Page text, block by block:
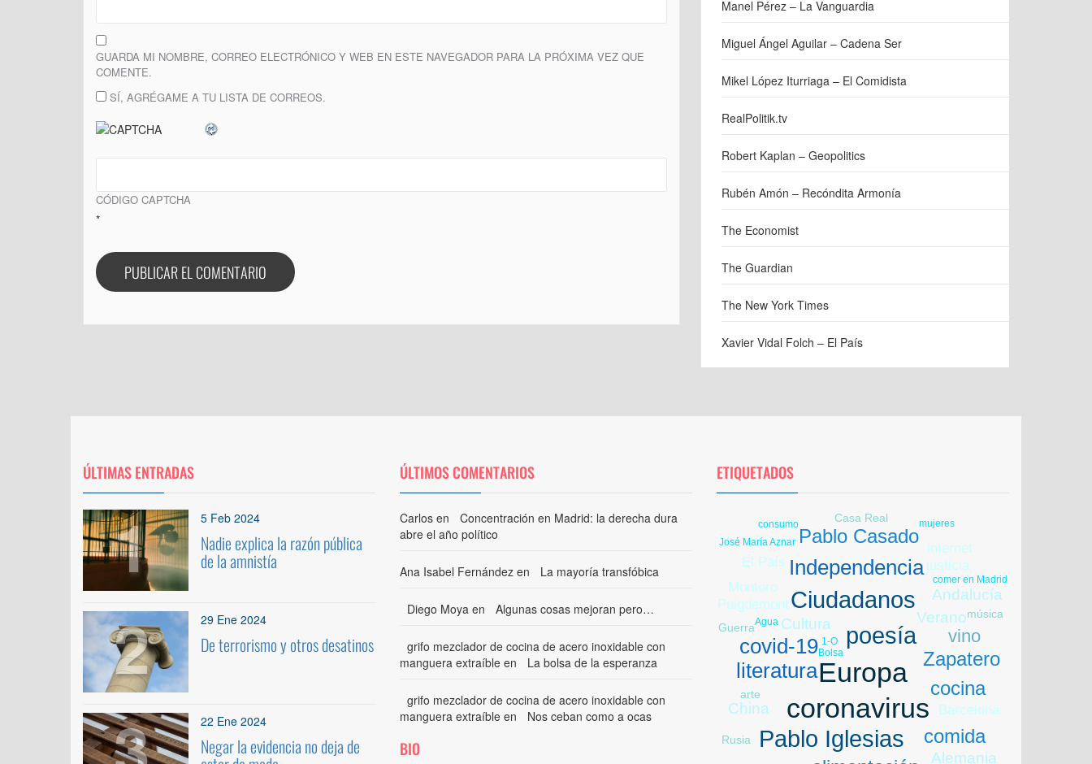
GUARDA MI NOMBRE, CORREO ELECTRÓNICO Y WEB EN ESTE NAVEGADOR PARA LA PRÓXIMA VEZ QUE
COMENTE.
SÍ, AGRÉGAME A TU LISTA DE CORREOS.
CÓDIGO CAPTCHA
*
Manel Pérez – La Vanguardia
Miguel Ángel Aguilar – Cadena Ser
Mikel López Iturriaga – El Comidista
RealPolitik.tv
Robert Kaplan – Geopolitics
Rubén Amón – Recóndita Armonía
The Economist
The Guardian
The New York Times
Xavier Vidal Folch – El País
ÚLTIMAS ENTRADAS
1 5 Feb 2024
Nadie explica la razón pública
de la amnistía
2 29 Ene 2024
De terrorismo y otros desatinos
22 Ene 2024
Negar la evidencia no deja de
ÚLTIMOS COMENTARIOS
Carlos en
Concentración en Madrid: la derecha dura
abre el año político
Ana Isabel Fernández en La mayoría transfóbica
Diego Moya en Algunas cosas mejoran pero…
grifo mezclador de cocina de acero inoxidable con
manguera extraíble en La bolsa de la esperanza
grifo mezclador de cocina de acero inoxidable con
manguera extraíble en Nos ceban como a ocas
BIO
ETIQUETADOS
Europa
coronavirus
poesía
Ciudadanos
Pablo Iglesias
covid-19
literatura
Independencia
Zapatero
cocina
Pablo Casado
comida
vino
Andalucía
Cultura
China
Verano
Alemania
Puigdemont
internet
Barcelona
El País
justicia
Montoro
arte
Casa Real
Guerra
música
Rusia
Bolsa
consumo
José María Aznar
mujeres
comer en Madrid
1-O
Agua